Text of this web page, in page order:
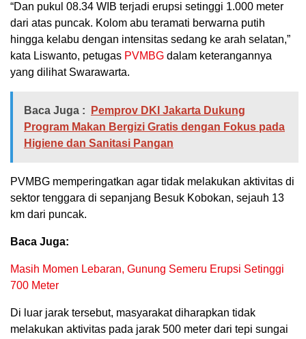
“Dan pukul 08.34 WIB terjadi erupsi setinggi 1.000 meter
dari atas puncak. Kolom abu teramati berwarna putih
hingga kelabu dengan intensitas sedang ke arah selatan,”
kata Liswanto, petugas PVMBG dalam keterangannya
yang dilihat Swarawarta.
Baca Juga :
Pemprov DKI Jakarta Dukung
Program Makan Bergizi Gratis dengan Fokus pada
Higiene dan Sanitasi Pangan
PVMBG memperingatkan agar tidak melakukan aktivitas di
sektor tenggara di sepanjang Besuk Kobokan, sejauh 13
km dari puncak.
Baca Juga:
Masih Momen Lebaran, Gunung Semeru Erupsi Setinggi
700 Meter
Di luar jarak tersebut, masyarakat diharapkan tidak
melakukan aktivitas pada jarak 500 meter dari tepi sungai